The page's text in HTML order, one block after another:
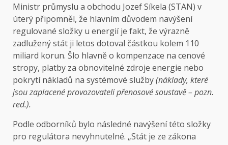
Ministr průmyslu a obchodu Jozef Síkela (STAN) v
úterý připomněl, že hlavním důvodem navýšení
regulované složky u energií je fakt, že výrazně
zadlužený stát ji letos dotoval částkou kolem 110
miliard korun. Šlo hlavně o kompenzace na cenové
stropy, platby za obnovitelné zdroje energie nebo
pokrytí nákladů na systémové služby(náklady, které
jsou zaplacené provozovateli přenosové soustavě – pozn.
red.).
Podle odborníků bylo následné navýšení této složky
pro regulátora nevyhnutelné. „Stát je ze zákona